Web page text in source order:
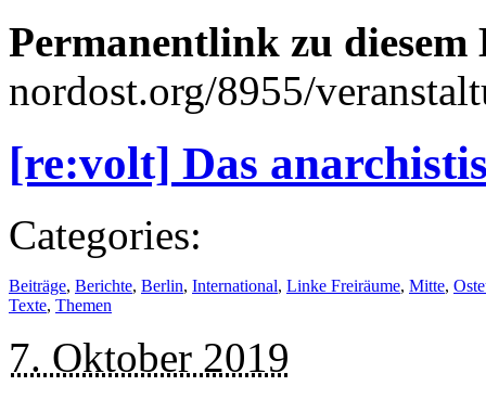
Permanentlink zu
nordost.org/8955/
[re:volt] Das
Categories:
Beiträge, Berichte, Berlin, International, Linke Freiräume, Mitte,
Texte, Themen
7. Oktober 2019